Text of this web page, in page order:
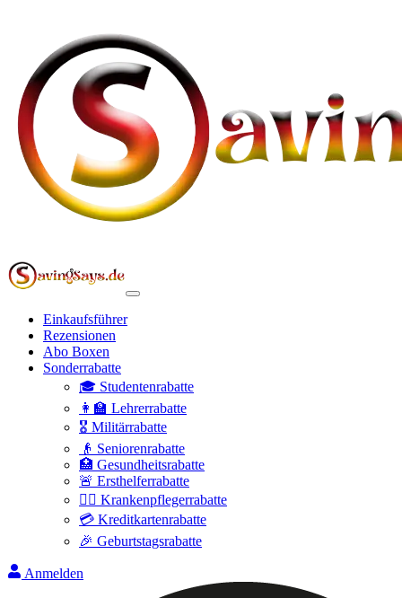
Einkaufsführer
Rezensionen
Abo Boxen
Sonderrabatte
🎓 Studentenrabatte
👩‍🏫 Lehrerrabatte
🎖️ Militärrabatte
👴 Seniorenrabatte
🏥 Gesundheitsrabatte
🚨 Ersthelferrabatte
👩‍⚕️ Krankenpflegerrabatte
💳 Kreditkartenrabatte
🎉 Geburtstagsrabatte
Anmelden